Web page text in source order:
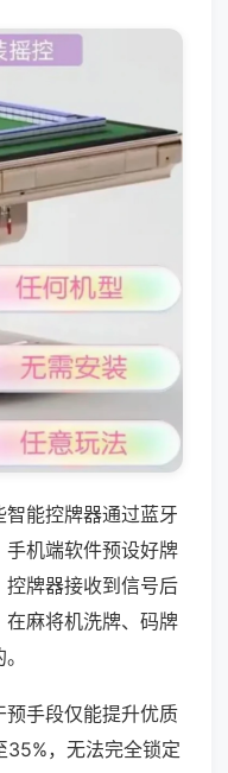
能控牌器通过蓝牙
机端软件预设好牌
牌器接收到信号后
麻将机洗牌、码牌
手段仅能提升优质
，无法完全锁定